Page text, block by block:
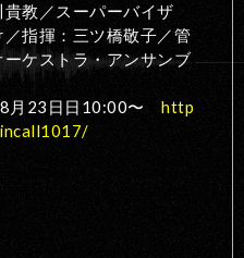
教／スーパーバイザ
指揮：三ツ橋敬子／管
ケストラ・アンサンブ
8月23日日10:00〜http